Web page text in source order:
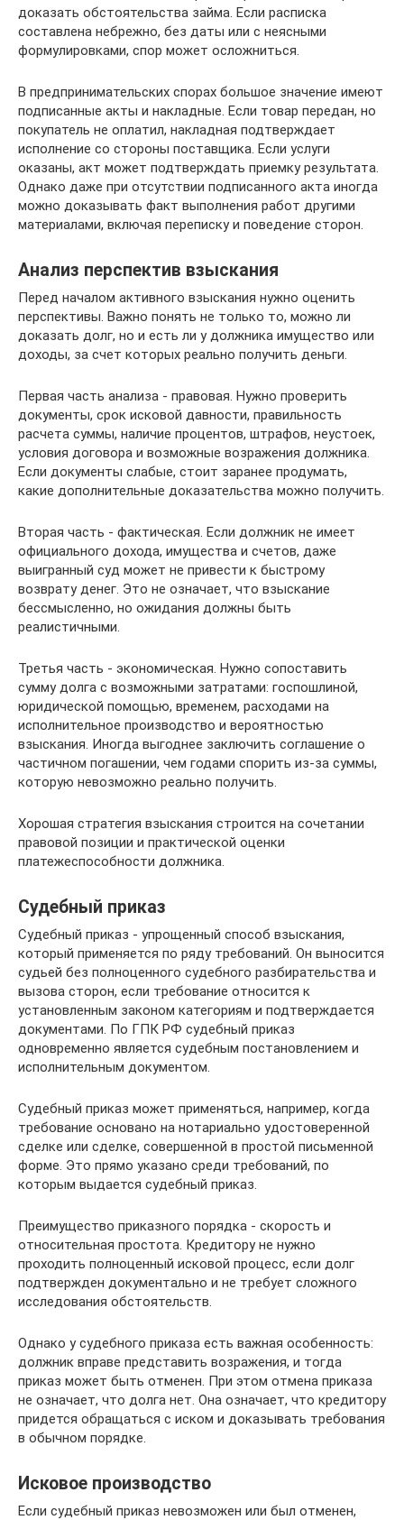
доказать обстоятельства займа. Если расписка
составлена небрежно, без даты или с неясными
формулировками, спор может осложниться.
В предпринимательских спорах большое значение имеют
подписанные акты и накладные. Если товар передан, но
покупатель не оплатил, накладная подтверждает
исполнение со стороны поставщика. Если услуги
оказаны, акт может подтверждать приемку результата.
Однако даже при отсутствии подписанного акта иногда
можно доказывать факт выполнения работ другими
материалами, включая переписку и поведение сторон.
Анализ перспектив взыскания
Перед началом активного взыскания нужно оценить
перспективы. Важно понять не только то, можно ли
доказать долг, но и есть ли у должника имущество или
доходы, за счет которых реально получить деньги.
Первая часть анализа - правовая. Нужно проверить
документы, срок исковой давности, правильность
расчета суммы, наличие процентов, штрафов, неустоек,
условия договора и возможные возражения должника.
Если документы слабые, стоит заранее продумать,
какие дополнительные доказательства можно получить.
Вторая часть - фактическая. Если должник не имеет
официального дохода, имущества и счетов, даже
выигранный суд может не привести к быстрому
возврату денег. Это не означает, что взыскание
бессмысленно, но ожидания должны быть
реалистичными.
Третья часть - экономическая. Нужно сопоставить
сумму долга с возможными затратами: госпошлиной,
юридической помощью, временем, расходами на
исполнительное производство и вероятностью
взыскания. Иногда выгоднее заключить соглашение о
частичном погашении, чем годами спорить из-за суммы,
которую невозможно реально получить.
Хорошая стратегия взыскания строится на сочетании
правовой позиции и практической оценки
платежеспособности должника.
Судебный приказ
Судебный приказ - упрощенный способ взыскания,
который применяется по ряду требований. Он выносится
судьей без полноценного судебного разбирательства и
вызова сторон, если требование относится к
установленным законом категориям и подтверждается
документами. По ГПК РФ судебный приказ
одновременно является судебным постановлением и
исполнительным документом.
Судебный приказ может применяться, например, когда
требование основано на нотариально удостоверенной
сделке или сделке, совершенной в простой письменной
форме. Это прямо указано среди требований, по
которым выдается судебный приказ.
Преимущество приказного порядка - скорость и
относительная простота. Кредитору не нужно
проходить полноценный исковой процесс, если долг
подтвержден документально и не требует сложного
исследования обстоятельств.
Однако у судебного приказа есть важная особенность:
должник вправе представить возражения, и тогда
приказ может быть отменен. При этом отмена приказа
не означает, что долга нет. Она означает, что кредитору
придется обращаться с иском и доказывать требования
в обычном порядке.
Исковое производство
Если судебный приказ невозможен или был отменен,